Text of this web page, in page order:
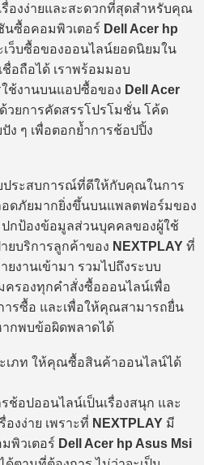
องง่ายและสะดวกที่สุดสำหรับคุณ
นซื้อคอมพิวเตอร์ Dell Acer hp
ว็บซื้อของออนไลน์ยอดนิยมใน
อถือได้ เราพร้อมมอบ
ช้งานบนแอปซื้อของ Dell Acer
วยการคัดสรรโปรโมชั่น โค้ด
ง ๆ เพื่อตอกย้ำการช้อปปิ้ง
ประสบการณ์ที่ดีให้กับคุณในการ
ดภัยมากยิ่งขึ้นบนแพลตฟอร์มของ
ปกป้องข้อมูลส่วนบุคคลของผู้ใช้
ยบริการลูกค้าของ NEXTPLAY ที่
ยงานเข้ามา รวมไปถึงระบบ
ครองทุกคำสั่งซื้อออนไลน์เพื่อ
ารซื้อ และเพื่อให้คุณสามารถยื่น
กพบข้อผิดพลาดได้
ภท ให้คุณซื้อสินค้าออนไลน์ได้
ช้อปออนไลน์เป็นเรื่องสนุก และ
งง่าย เพราะที่ NEXTPLAY มี
พิวเตอร์ Dell Acer hp Asus Msi